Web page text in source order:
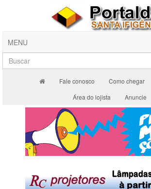
MENU
Fale conosco Como chegar
Área do lojista
Anuncie